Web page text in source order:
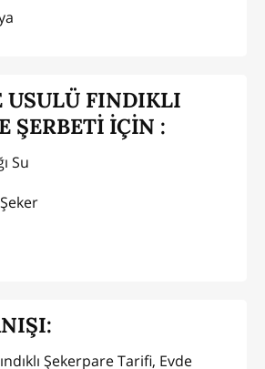
USULÜ FINDIKLI
ŞERBETİ İÇİN :
Su
Şekerpare Tarifi, Evde